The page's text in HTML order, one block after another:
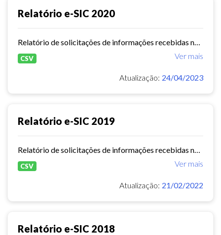
Relatório e-SIC 2020
Ver mais
CSV
Atualização: 24/04/2023
Relatório e-SIC 2019
Ver mais
CSV
Atualização: 21/02/2022
Relatório e-SIC 2018